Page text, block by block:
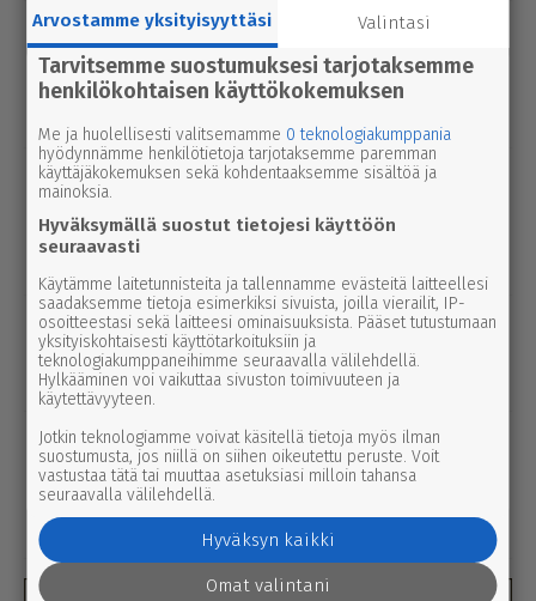
uutinen8.8.2026 2.55
Syyttäjä ei nosta syytettä Parkanon
kal­ja­ko­hussa – luo­tet­ta­vaa kuvaa
uutinen8.8.2026 3.00
Pie­no­sak­kai­den yhteis­työtä tarvitaan
edelleen Lep­pä­kos­kessa, tuumivat
mielipide8.8.2026 2.40
Koti-kylä-raja | Parkanon ener­gi­ast­ra­
te­gi­a­työ osui oikeaan aikaan
uutinen7.8.2026 3.00
Afrik­ka­lai­nen sikarutto tuli Kaakkois-
Suomeen – vil­li­si­ka­ha­vain­noista on
nyt syytä ilmoittaa myös täällä
Arvostamme yksityisyyttäsi Valintasi
Tarvitsemme suostumuksesi tarjotaksemme
henkilökohtaisen käyttökokemuksen
Me ja huolellisesti valitsemamme 0 teknologiakumppania
hyödynnämme henkilötietoja tarjotaksemme paremman
käyttäjäkokemuksen sekä kohdentaaksemme sisältöä ja
mainoksia.
Hyväksymällä suostut tietojesi käyttöön
seuraavasti
Käytämme laitetunnisteita ja tallennamme evästeitä laitteellesi
saadaksemme tietoja esimerkiksi sivuista, joilla vierailit, IP-
osoitteestasi sekä laitteesi ominaisuuksista. Pääset tutustumaan
yksityiskohtaisesti käyttötarkoituksiin ja
teknologiakumppaneihimme seuraavalla välilehdellä.
Hylkääminen voi vaikuttaa sivuston toimivuuteen ja
käytettävyyteen.
Jotkin teknologiamme voivat käsitellä tietoja myös ilman
suostumusta, jos niillä on siihen oikeutettu peruste. Voit
vastustaa tätä tai muuttaa asetuksiasi milloin tahansa
seuraavalla välilehdellä.
Hyväksyn kaikki
Omat valintani